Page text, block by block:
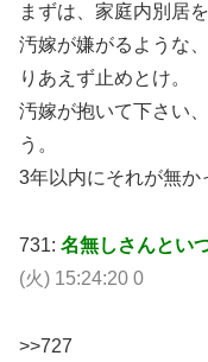
まずは、家庭内別居
汚嫁が嫌がるような
りあえず止めとけ。
汚嫁が抱いて下さい
う。
3年以内にそれが無か
731: 名無しさんとい
(火) 15:24:20 0
>>727